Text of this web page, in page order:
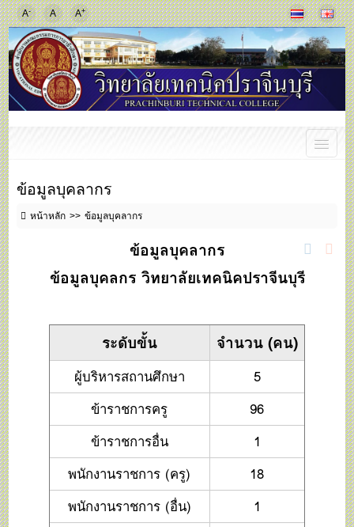
A- A A+
ข้อมูลบุคลากร
หน้าหลัก ข้อมูลบุคลากร
ข้อมูลบุคลากร
ข้อมูลบุคลกร วิทยาลัยเทคนิคปราจีนบุรี
ระดับขั้น จำนวน (คน)
ผู้บริหารสถานศึกษา
5
ข้าราชการครู
96
ข้าราชการอื่น
1
พนักงานราชการ (ครู)
18
พนักงานราชการ (อื่น)
1